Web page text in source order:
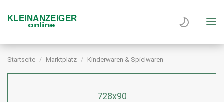
Startseite Marktplatz Kinderwaren & Spielwaren
728x90